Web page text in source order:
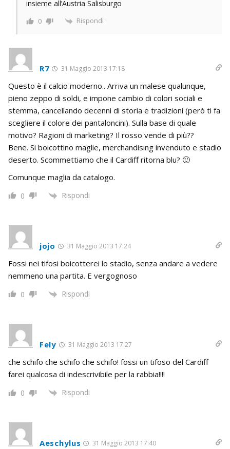
insieme all’Austria Salisburgo
0 Rispondi
R7 31 Maggio 2013 17:18
Questo è il calcio moderno.. Arriva un malese qualunque,
pieno zeppo di soldi, e impone cambio di colori sociali e
stemma, cancellando decenni di storia e tradizioni (però ti fa
scegliere il colore dei pantaloncini). Sulla base di quale
motivo? Ragioni di marketing? Il rosso vende di più??
Bene. Si boicottino maglie, merchandising invenduto e stadio
deserto. Scommettiamo che il Cardiff ritorna blu? 🙂
Comunque maglia da catalogo.
0 Rispondi
jojo 31 Maggio 2013 17:24
Fossi nei tifosi boicotterei lo stadio, senza andare a vedere
nemmeno una partita. E vergognoso
0 Rispondi
Fely 31 Maggio 2013 17:27
che schifo che schifo che schifo! fossi un tifoso del Cardiff
farei qualcosa di indescrivibile per la rabbia!!!!
0 Rispondi
Aeschylus 31 Maggio 2013 17:40